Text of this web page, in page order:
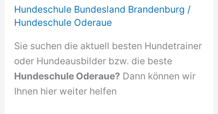
Hundeschule Bundesland Brandenburg /
Hundeschule Oderaue
Sie suchen die aktuell besten Hundetrainer
oder Hundeausbilder bzw. die beste
Hundeschule Oderaue? Dann können wir
Ihnen hier weiter helfen